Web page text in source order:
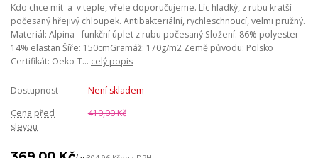
Kdo chce mít a v teple, vřele doporučujeme. Líc hladký, z rubu kratší
počesaný hřejivý chloupek. Antibakteriální, rychleschnoucí, velmi pružný.
Materiál: Alpina - funkční úplet z rubu počesaný Složení: 86% polyester
14% elastan Šíře: 150cmGramáž: 170g/m2 Země původu: Polsko
Certifikát: Oeko-T... celý popis
Dostupnost
Není skladem
Cena před
slevou
410,00 Kč